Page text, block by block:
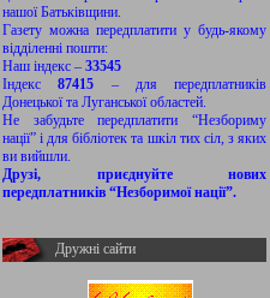
нашої Батьківщини.
Газету можна передплатити у будь-якому
відділенні пошти:
Наш індекс – 33545
Індекс87415 – для передплатників
Донецької та Луганської областей.
Не забудьте передплатити “Незбориму
нації” і для бібліотек та шкіл тих сіл, з яких
ви вийшли.
Друзі, приєднуйте нових
передплатників “Незборимої нації”.
Дружні сайти